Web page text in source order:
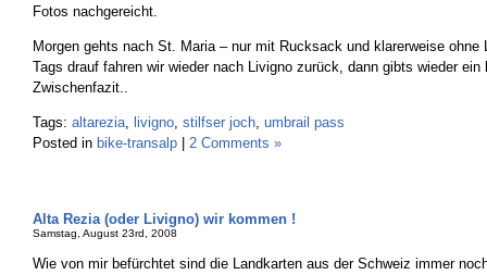
Fotos nachgereicht.
Morgen gehts nach St. Maria – nur mit Rucksack und klarerweise ohne
Tags drauf fahren wir wieder nach Livigno zurück, dann gibts wieder ein
Zwischenfazit..
Tags: altarezia, livigno, stilfser joch, umbrail pass
Posted in bike-transalp 2 Comments »
Alta Rezia (oder Livigno) wir kommen !
Samstag, August 23rd, 2008
Wie von mir befürchtet sind die Landkarten aus der Schweiz immer